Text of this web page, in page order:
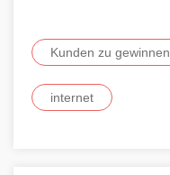
Kunden zu gewinnen,
internet